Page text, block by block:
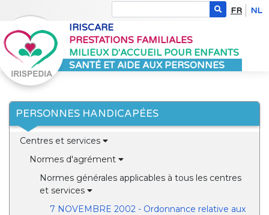
FR NL
IRISCARE
PRESTATIONS FAMILIALES
MILIEUX D'ACCUEIL POUR ENFANTS
SANTÉ ET AIDE AUX PERSONNES
PERSONNES HANDICAPÉES
Centres et services
Normes d'agrément
Normes générales applicables à tous les centres
et services
7 NOVEMBRE 2002 - Ordonnance relative aux